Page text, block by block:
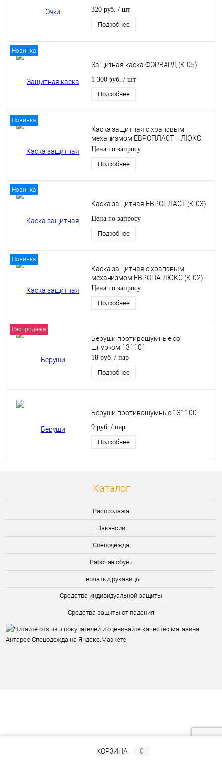
320 руб. / шт
Подробнее
Новинка
Защитная каска ФОРВАРД (К-05)
1 300 руб. / шт
Подробнее
Новинка
Каска защитная с храповым
механизмом ЕВРОПЛАСТ – ЛЮКС
(К-04)
Цена по запросу
Подробнее
Новинка
Каска защитная ЕВРОПЛАСТ (К-03)
Цена по запросу
Подробнее
Новинка
Каска защитная с храповым
механизмом ЕВРОПА-ЛЮКС (К-02)
Цена по запросу
Подробнее
Распродажа
Беруши противошумные со
шнурком 131101
18 руб. / пар
Подробнее
Беруши противошумные 131100
9 руб. / пар
Подробнее
Каталог
Распродажа
Вакансии
Спецодежда
Рабочая обувь
Перчатки, рукавицы
Средства индивидуальной защиты
Средства защиты от падения
КОРЗИНА 0